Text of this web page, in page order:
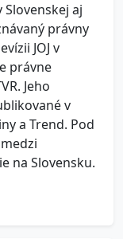
aj
právny
JOJ v
právne
Jeho
v
a Trend. Pod
na Slovensku.